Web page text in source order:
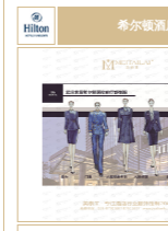
希尔顿酒